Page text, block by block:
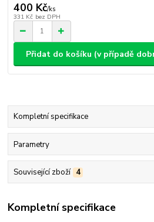
400 Kč/ks
331 Kč bez DPH
Přidat do košíku (v případě
Kompletní specifikace
Parametry
Související zboží 4
Kompletní specifikace